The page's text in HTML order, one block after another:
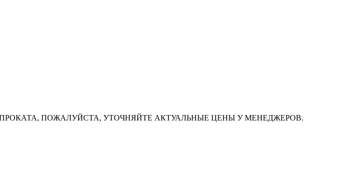
ПОЖАЛУЙСТА, УТОЧНЯЙТЕ АКТУАЛЬНЫЕ ЦЕНЫ У МЕНЕДЖЕРОВ.